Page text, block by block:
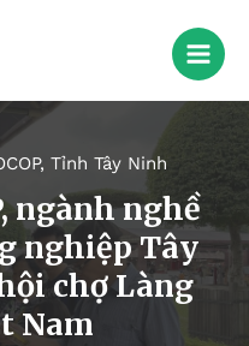
, Tỉnh Tây Ninh
ngành nghề
nghiệp Tây
chợ Làng
Nam